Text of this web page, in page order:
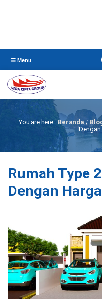
Menu
You are here : Beranda /
Dengan
Rumah Type
Dengan